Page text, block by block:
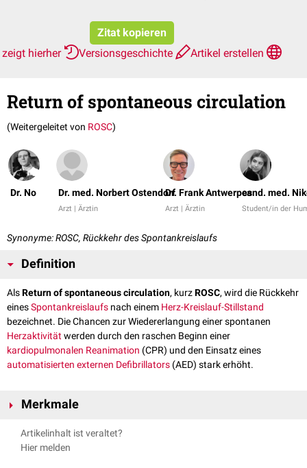
Zitat kopieren
zeigt hierher
Versionsgeschichte Artikel erstellen
Return of spontaneous circulation
(Weitergeleitet von ROSC)
Dr. No Dr. med. Norbert Ostendorf
Arzt | Ärztin
Dr. Frank Antwerpes
Arzt | Ärztin
cand. med.
Student/in der
Synonyme: ROSC, Rückkehr des Spontankreislaufs
Definition
AlsReturn of spontaneous circulation, kurzROSC, wird die Rückkehr
einesSpontankreislaufs nach einem Herz-Kreislauf-Stillstand
bezeichnet. Die Chancen zur Wiedererlangung einer spontanen
Herzaktivitätwerden durch den raschen Beginn einer
kardiopulmonalen Reanimation (CPR) und den Einsatz eines
automatisierten externen Defibrillators (AED) stark erhöht.
Merkmale
Die Merkmale eines ROSC sind:
messbarerBlutdruck
Artikelinhalt ist veraltet?
Hier melden